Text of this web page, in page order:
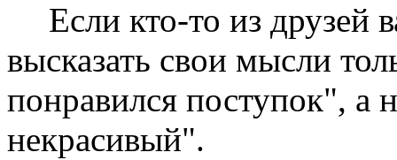
Если кто-то из друзей
высказать свои мысли
понравился поступок", а
некрасивый".